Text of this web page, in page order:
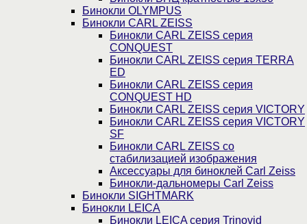
Бинокли OLYMPUS
Бинокли CARL ZEISS
Бинокли CARL ZEISS серия
CONQUEST
Бинокли CARL ZEISS серия TERRA
ED
Бинокли CARL ZEISS серия
CONQUEST HD
Бинокли CARL ZEISS серия VICTORY
Бинокли CARL ZEISS серия VICTORY
SF
Бинокли CARL ZEISS со
стабилизацией изображения
Аксессуары для биноклей Carl Zeiss
Бинокли-дальномеры Carl Zeiss
Бинокли SIGHTMARK
Бинокли LEICA
Бинокли LEICA серия Trinovid